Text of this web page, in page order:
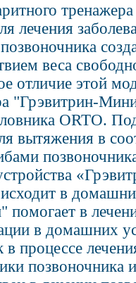
лечения
веса
отличие этой
"Грэвитрин-
ORTO.
вытяжения в
в
помогает в
в домашних
процессе
позвоночника